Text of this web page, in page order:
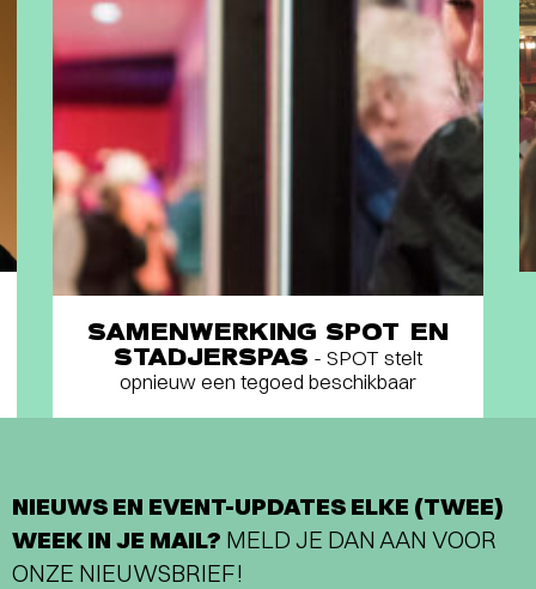
SAMENWERKING SPOT EN
STADJERSPAS - SPOT stelt
opnieuw een tegoed beschikbaar
NIEUWS EN EVENT-UPDATES ELKE (TWEE)
WEEK IN JE MAIL? MELD JE DAN AAN VOOR
ONZE NIEUWSBRIEF!